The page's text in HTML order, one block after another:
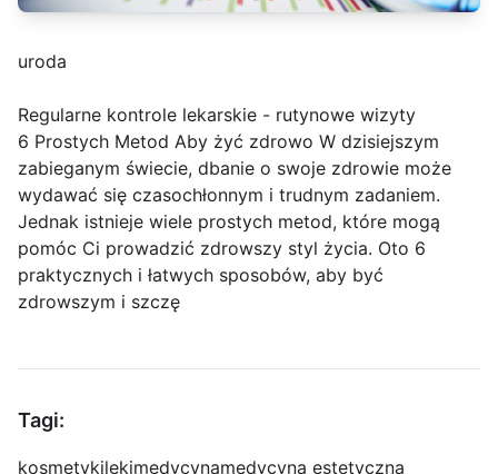
uroda
Regularne kontrole lekarskie - rutynowe wizyty
6 Prostych Metod Aby żyć zdrowo W dzisiejszym
zabieganym świecie, dbanie o swoje zdrowie może
wydawać się czasochłonnym i trudnym zadaniem.
Jednak istnieje wiele prostych metod, które mogą
pomóc Ci prowadzić zdrowszy styl życia. Oto 6
praktycznych i łatwych sposobów, aby być
zdrowszym i szczę
Tagi:
kosmetykilekimedycynamedycyna estetyczna